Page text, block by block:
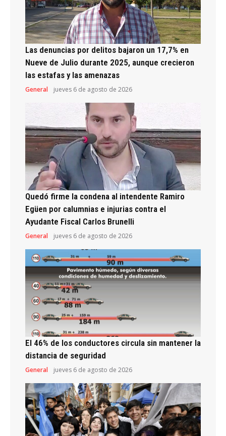
Las denuncias por delitos bajaron un 17,7% en
Nueve de Julio durante 2025, aunque crecieron
las estafas y las amenazas
General jueves 6 de agosto de 2026
Quedó firme la condena al intendente Ramiro
Egüen por calumnias e injurias contra el
Ayudante Fiscal Carlos Brunelli
General jueves 6 de agosto de 2026
El 46% de los conductores circula sin mantener la
distancia de seguridad
General jueves 6 de agosto de 2026